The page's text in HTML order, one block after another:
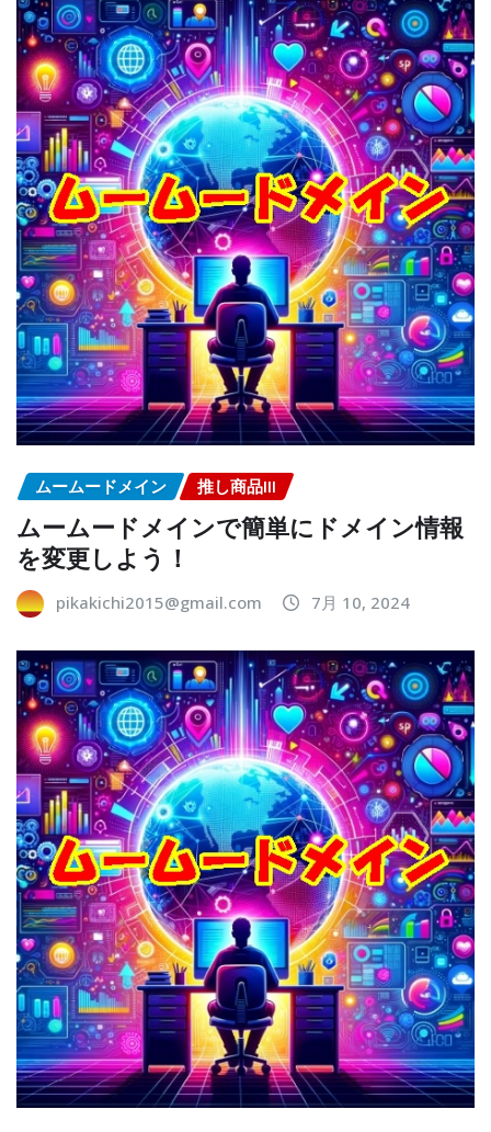
ムームードメイン 推し商品III
ムームードメインで簡単にドメイン情報
を変更しよう！
pikakichi2015@gmail.com 7月 10, 2024